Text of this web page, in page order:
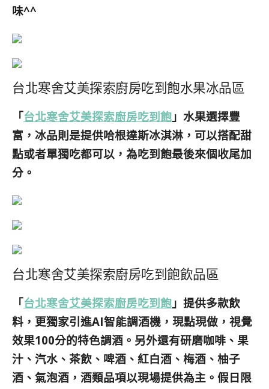
味^^
台北寒舍艾美探索廚房吃到飽水果冰品區
「台北寒舍艾美探索廚房吃到飽 」水果選擇豐
富，冰品則是提供哈根達斯冰淇淋，可以搭配甜
點或者單獨吃都可以，為吃到飽最後來個收尾加
分。
台北寒舍艾美探索廚房吃到飽飲品區
「台北寒舍艾美探索廚房吃到飽 」提供多款飲
料，更獨家引進AI智能調酒機，現點現做，視覺
效果100分的特色調酒。另外還有研磨咖啡、果
汁、汽水、茶飲、啤酒、紅白酒、梅酒、柚子
酒、氣泡酒，酒類品項以現場提供為主。假日限